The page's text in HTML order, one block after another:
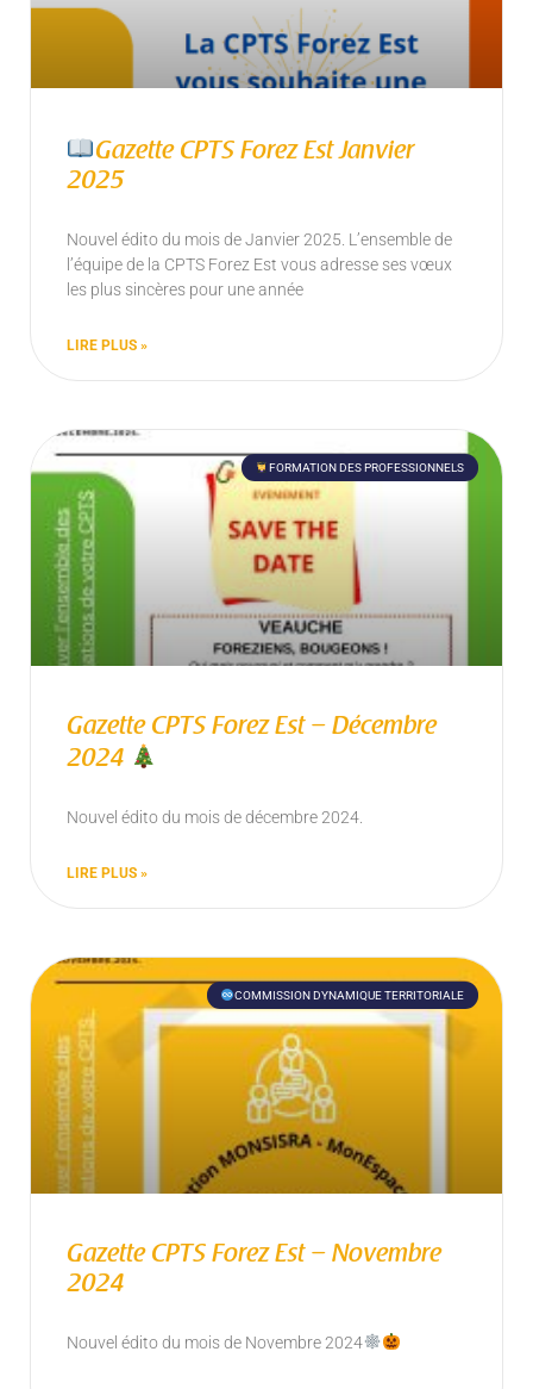
Gazette CPTS Forez Est Janvier
2025
Nouvel édito du mois de Janvier 2025. L’ensemble de
l’équipe de la CPTS Forez Est vous adresse ses vœux
les plus sincères pour une année
LIRE PLUS »
FORMATION DES PROFESSIONNELS
Gazette CPTS Forez Est – Décembre
2024
Nouvel édito du mois de décembre 2024.
LIRE PLUS »
COMMISSION DYNAMIQUE TERRITORIALE
Gazette CPTS Forez Est – Novembre
2024
Nouvel édito du mois de Novembre 2024